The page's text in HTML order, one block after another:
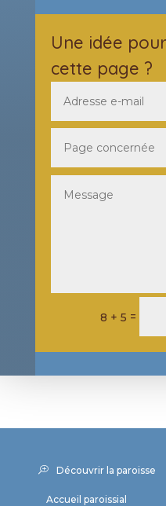
Une idée
cette page ?
8 + 5 =
Découvrir la paroisse
Accueil paroissial